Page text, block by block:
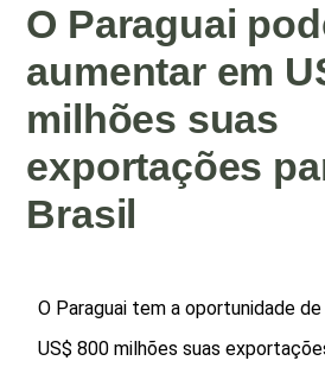
O Paraguai
aumentar em
milhões suas
exportações
Brasil
O Paraguai tem a oportunidade
US$ 800 milhões suas